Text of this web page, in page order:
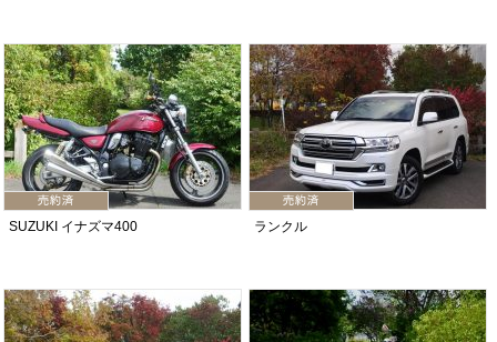
SUZUKI イナズマ400 ランクル